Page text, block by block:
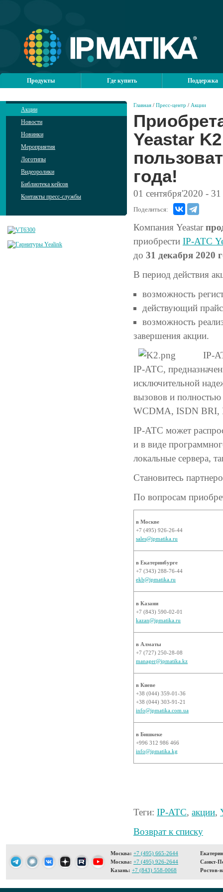
Продукты Где купить Поддержка
Акции
Новости
Новинки
Мероприятия
Логотипы
Видеоролики
Библиотека кейсов
Контакты пресс-службы
Главная / Пресс-центр / Акции
Yeastar
года!
01 сентября'2020 - 31
Поделиться:
Компания Yeastar
приобрести IP-АТС
до 31 декабря 2020
В период действия
возможность
действующий
возможность
завершения акции.
IP-
IP-АТС,
исключительной
вызовов и
WCDMA, ISDN BRI,
IP-АТС может
и в виде
локальные сервера,
Становитесь
По вопросам
в Москве
+7 (495) 926-26-44
sales@ipmatika.ru
в Екатеринбурге
+7 (343) 288-76-44
ekb@ipmatika.ru
в Казани
+7 (843) 590-02-01
kazan@ipmatika.ru
в Алматы
+7 (727) 250-28-08
manager@ipmatika.kz
в Киеве
+38 (044) 359-01-36
+38 (044) 303-91-21
info@ipmatika.com.ua
в Бишкеке
+996 312 986 466
info@ipmatika.kg
Теги: IP-АТС, акции,
Возврат к списку
Москва: +7 (495) 665-2644
Москва: +7 (495) 926-2644
Казань: +7 (843) 558-0068
Санкт-
Ростов-